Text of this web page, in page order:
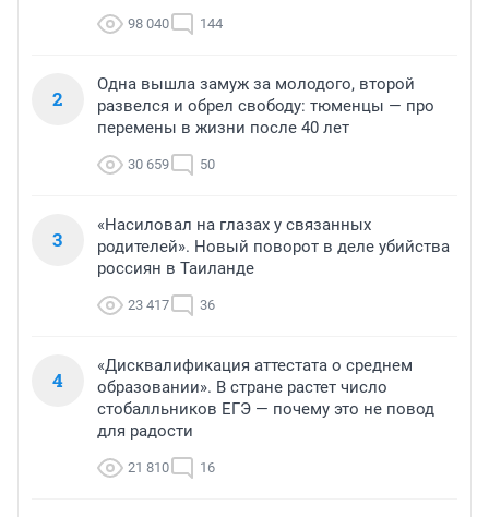
98 040 144
2
Одна вышла замуж за молодого, второй
развелся и обрел свободу: тюменцы — про
перемены в жизни после 40 лет
30 659 50
3
«Насиловал на глазах у связанных
родителей». Новый поворот в деле убийства
россиян в Таиланде
23 417 36
4
«Дисквалификация аттестата о среднем
образовании». В стране растет число
стобалльников ЕГЭ — почему это не повод
для радости
21 810 16